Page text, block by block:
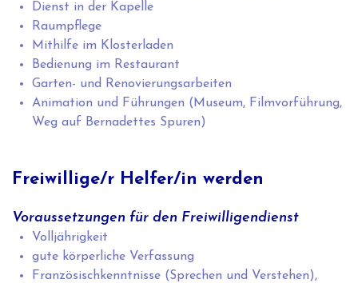
Dienst in der Kapelle
Raumpflege
Mithilfe im Klosterladen
Bedienung im Restaurant
Garten- und Renovierungsarbeiten
Animation und Führungen (Museum, Filmvorführung,
Weg auf Bernadettes Spuren)
Freiwillige/r Helfer/in werden
Voraussetzungen für den Freiwilligendienst
Volljährigkeit
gute körperliche Verfassung
Französischkenntnisse (Sprechen und Verstehen),